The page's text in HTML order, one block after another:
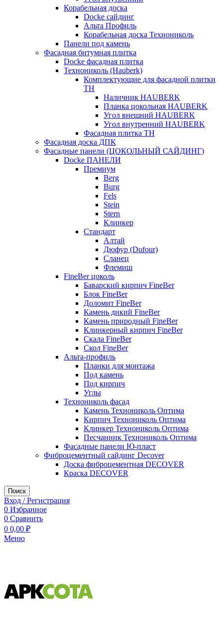
Корабельная доска
Docke сайдинг
Альта Профиль
Корабельная доска Технониколь
Панели под камень
Фасадная битумная плитка
Docke фасадная плитка
Технониколь (Hauberk)
Комплектующие для фасадной плитки
ТН
Наличник HAUBERK
Планка цокольная HAUBERK
Угол внешний HAUBERK
Угол внутренний HAUBERK
Фасадная плитка ТН
Фасадная доска ДПК
Фасадные панели (ЦОКОЛЬНЫЙ САЙДИНГ)
Docke ПАНЕЛИ
Премиум
Berg
Burg
Fels
Stein
Stern
Клинкер
Стандарт
Алтай
Дюфур (Dufour)
Сланец
Флемиш
FineBer цоколь
Баварский кирпич FineBer
Блок FineBer
Доломит FineBer
Камень дикий FineBer
Камень природный FineBer
Клинкерный кирпич FineBer
Скала FineBer
Скол FineBer
Альта-профиль
Планки для монтажа
Под камень
Под кирпич
Углы
Технониколь фасад
Камень Технониколь Оптима
Кирпич Технониколь Оптима
Клинкер Технониколь Оптима
Песчанник Технониколь Оптима
Фасадные панели Ю-пласт
Фиброцементный сайдинг Decover
Доска фиброцементная DECOVER
Краска DECOVER
Поиск
Вход / Регистрация
0 Избранное
0 Сравнить
0 0,00 ₽
Меню